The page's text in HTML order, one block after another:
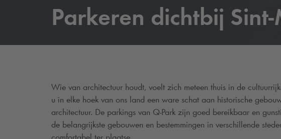
Parkeren dichtbij
Wie van architectuur houdt, voelt zich meteen thuis in de
u in elke hoek van ons land een ware schat aan historische
architectuur. De parkings van Q-Park zijn goed bereikbaar en
de belangrijkste gebouwen en bestemmingen in verschillende